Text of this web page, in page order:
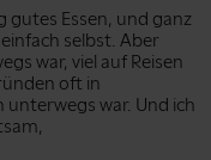
gutes Essen, und ganz
selbst. Aber
war, viel auf Reisen
oft in
war. Und ich